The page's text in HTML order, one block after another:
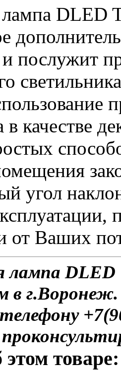
DLED
послужит
в качестве
угол
от Ваших
лампа DLED
в
товаре: